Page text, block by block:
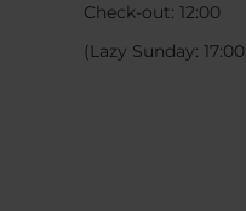
Check-out: 12:00
(Lazy Sunday: